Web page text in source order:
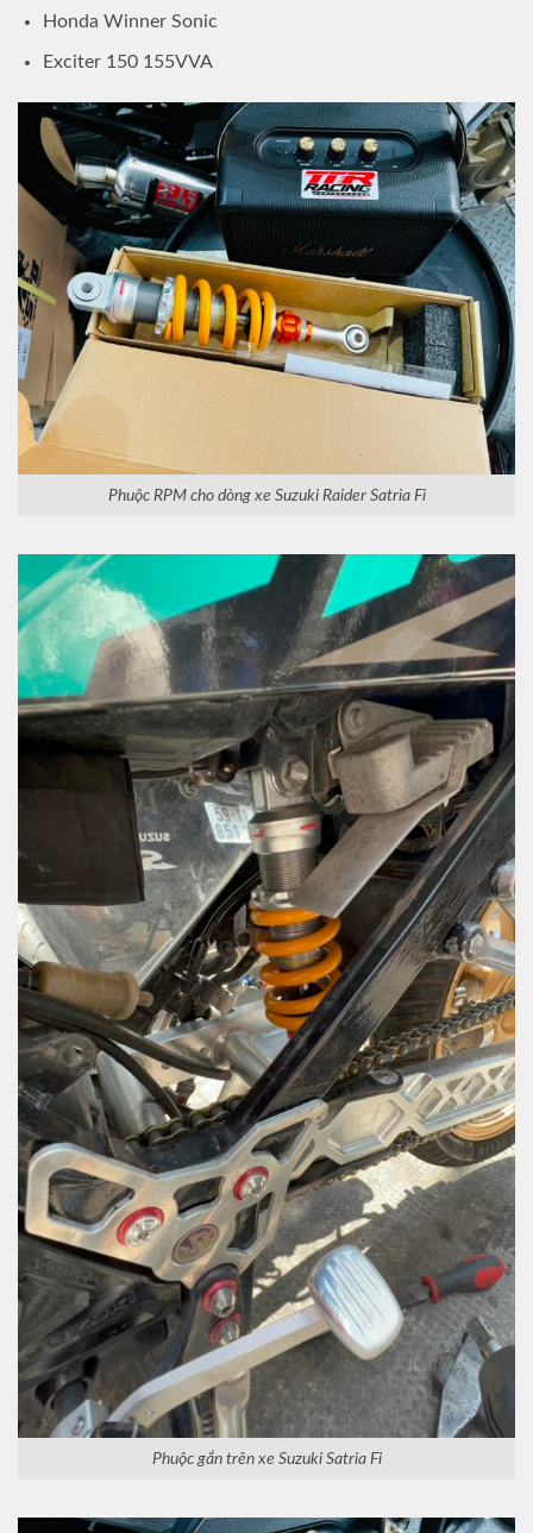
Honda Winner Sonic
Exciter 150 155VVA
Phuộc RPM cho dòng xe Suzuki Raider Satria Fi
Phuộc gắn trên xe Suzuki Satria Fi